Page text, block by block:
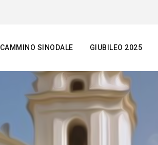
CAMMINO SINODALE GIUBILEO 2025